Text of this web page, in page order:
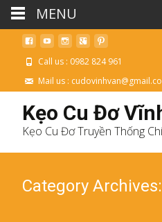
Call us : 0982 824 961
Mail us :
Kẹo Cu Đơ
Kẹo Cu Đơ Truyền Thống
Category
MENU